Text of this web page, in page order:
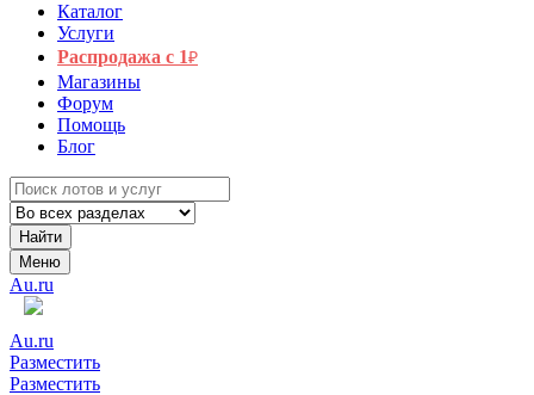
Каталог
Услуги
Распродажа с 1₽
Магазины
Форум
Помощь
Блог
Найти
Меню
Au.ru
Au.ru
Разместить
Разместить